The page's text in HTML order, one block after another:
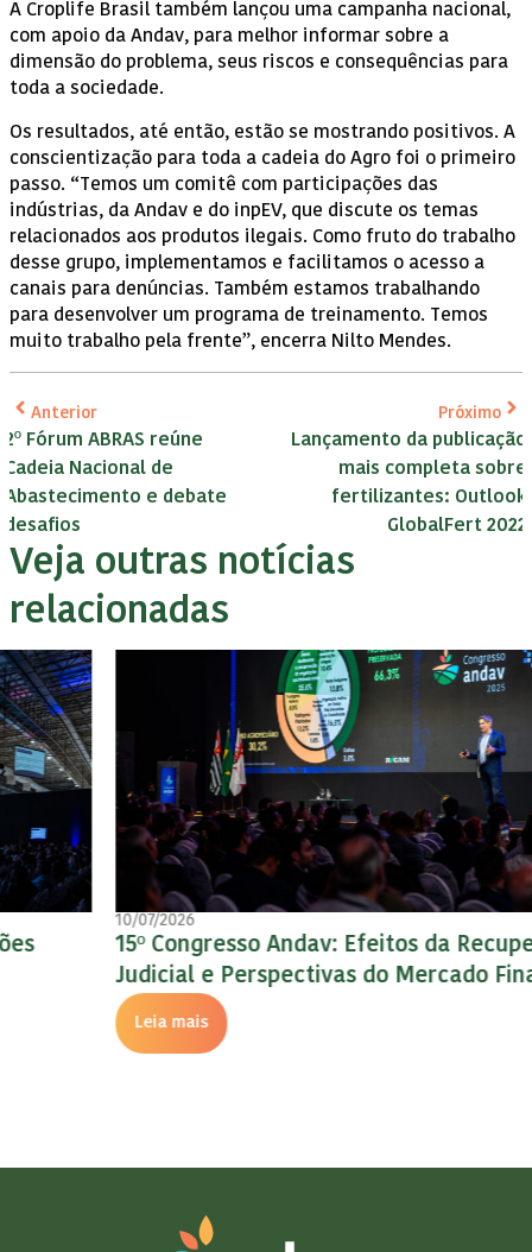
A Croplife Brasil também lançou uma campanha nacional,
com apoio da Andav, para melhor informar sobre a
dimensão do problema, seus riscos e consequências para
toda a sociedade.
Os resultados, até então, estão se mostrando positivos. A
conscientização para toda a cadeia do Agro foi o primeiro
passo. “Temos um comitê com participações das
indústrias, da Andav e do inpEV, que discute os temas
relacionados aos produtos ilegais. Como fruto do trabalho
desse grupo, implementamos e facilitamos o acesso a
canais para denúncias. Também estamos trabalhando
para desenvolver um programa de treinamento. Temos
muito trabalho pela frente”, encerra Nilto Mendes.
Anterior
2º Fórum ABRAS reúne
Cadeia Nacional de
Abastecimento e debate
desafios
Próximo
Lançamento da publicação
mais completa sobre
fertilizantes: Outlook
GlobalFert 2022
Veja outras notícias
relacionadas
15º Congresso Andav: Efeitos da Recuperação
Judicial e Perspectivas do Mercado Financeiro